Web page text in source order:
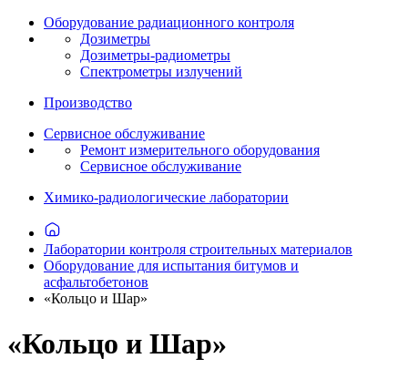
Оборудование радиационного контроля
Дозиметры
Дозиметры-радиометры
Спектрометры излучений
Производство
Сервисное обслуживание
Ремонт измерительного оборудования
Сервисное обслуживание
Химико-радиологические лаборатории
Лаборатории контроля строительных материалов
Оборудование для испытания битумов и
асфальтобетонов
«Кольцо и Шар»
«Кольцо и Шар»